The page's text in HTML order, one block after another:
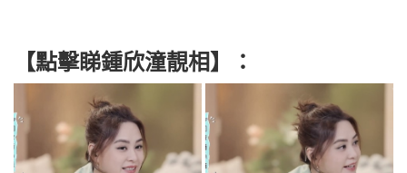
【點擊睇鍾欣潼靚相】：